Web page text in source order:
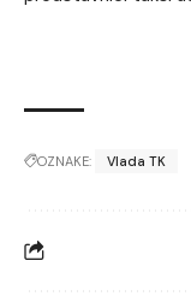
OZNAKE: Vlada TK